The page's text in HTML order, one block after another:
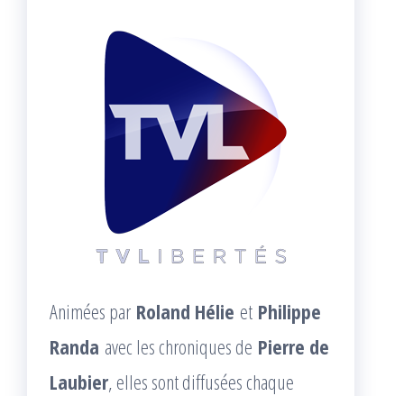
Animées par Roland Hélie et Philippe
Randa avec les chroniques de Pierre de
Laubier, elles sont diffusées chaque